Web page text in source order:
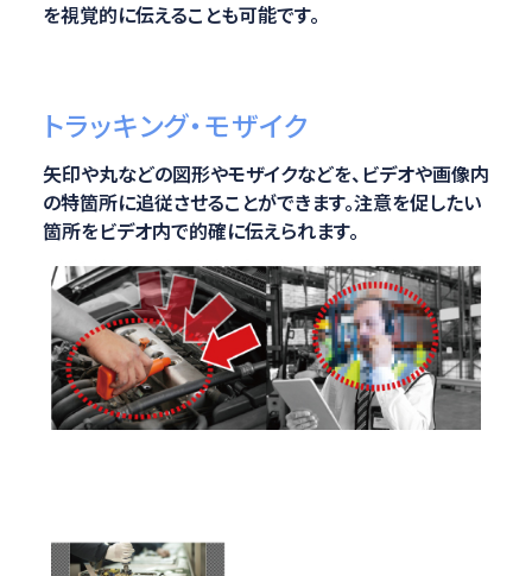
を視覚的に伝えることも可能です。
トラッキング・モザイク
矢印や丸などの図形やモザイクなどを、ビデオや画像内
の特箇所に追従させることができます。注意を促したい
箇所をビデオ内で的確に伝えられます。